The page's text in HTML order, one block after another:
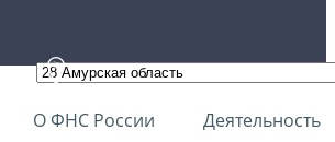
О ФНС России Деятельность